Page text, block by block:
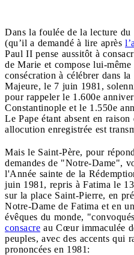
Dans la foulée de la lecture
(qu’il a demandé à lire après
Paul II pense aussitôt à
de Marie et compose lui-
consécration à célébrer dans
Majeure, le 7 juin 1981,
pour rappeler le 1.600e
Constantinople et le 1.550e
Le Pape étant absent en raison
allocution enregistrée est
Mais le Saint-Père, pour
demandes de "Notre-Dame",
l'Année sainte de la
juin 1981, repris à Fatima le
sur la place Saint-Pierre, en
Notre-Dame de Fatima et en
évêques du monde,
consacre au Cœur immaculée
peuples, avec des accents qui
prononcées en 1981: